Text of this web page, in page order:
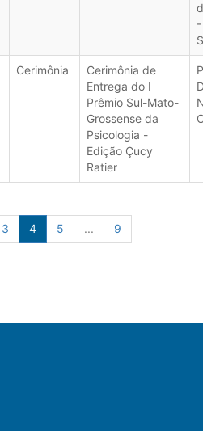
Cerimônia
Cerimônia de
Entrega do I
Prêmio Sul-Mato-
Grossense da
Psicologia -
Edição Çucy
Ratier
3 4 5 ...
9